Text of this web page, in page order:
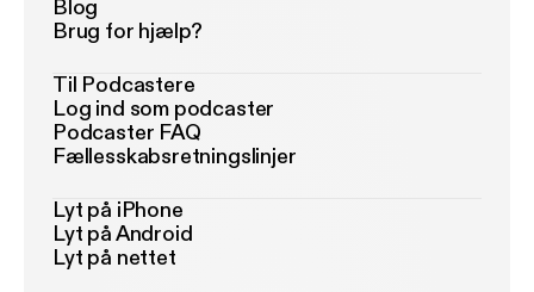
Blog
Brug for hjælp?
Til Podcastere
Log ind som podcaster
Podcaster FAQ
Fællesskabsretningslinjer
Lyt på iPhone
Lyt på Android
Lyt på nettet